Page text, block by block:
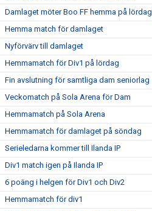
Damlaget möter Boo FF hemma på lördag
Hemma match för damlaget
Nyförvärv till damlaget
Hemmamatch för Div1 på lördag
Fin avslutning för samtliga dam seniorlag
Veckomatch på Sola Arena för Dam
Hemmamatch på Sola Arena
Hemmamatch för damlaget på söndag
Serieledarna kommer till Ilanda IP
Div1 match igen på Ilanda IP
6 poäng i helgen för Div1 och Div2
Hemmamatch för div1